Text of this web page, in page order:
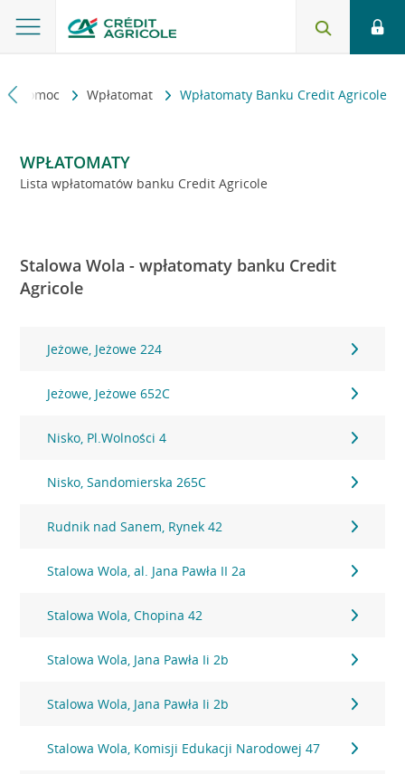
i pomoc Wpłatomat Wpłatomaty Banku Credit Agricole
WPŁATOMATY
Lista wpłatomatów banku Credit Agricole
Stalowa Wola - wpłatomaty banku Credit
Agricole
Jeżowe, Jeżowe 224
Jeżowe, Jeżowe 652C
Nisko, Pl.Wolności 4
Nisko, Sandomierska 265C
Rudnik nad Sanem, Rynek 42
Stalowa Wola, al. Jana Pawła II 2a
Stalowa Wola, Chopina 42
Stalowa Wola, Jana Pawła Ii 2b
Stalowa Wola, Jana Pawła Ii 2b
Stalowa Wola, Komisji Edukacji Narodowej 47